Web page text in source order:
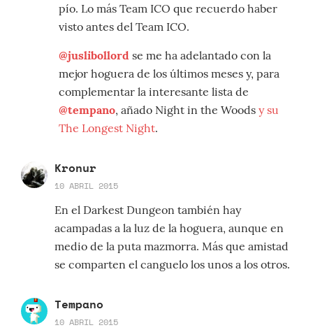
pío. Lo más Team ICO que recuerdo haber
visto antes del Team ICO.
@juslibollord se me ha adelantado con la
mejor hoguera de los últimos meses y, para
complementar la interesante lista de
@tempano, añado Night in the Woods y su
The Longest Night.
Kronur
10 ABRIL 2015
En el Darkest Dungeon también hay
acampadas a la luz de la hoguera, aunque en
medio de la puta mazmorra. Más que amistad
se comparten el canguelo los unos a los otros.
Tempano
10 ABRIL 2015